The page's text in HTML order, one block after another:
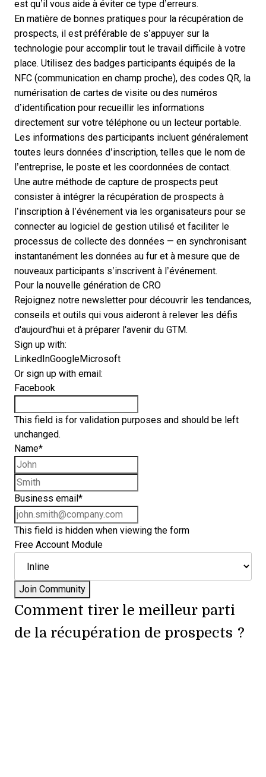
est qu’il vous aide à éviter ce type d’erreurs.
En matière de bonnes pratiques pour la récupération de
prospects, il est préférable de s’appuyer sur la
technologie pour accomplir tout le travail difficile à votre
place. Utilisez des badges participants équipés de la
NFC (communication en champ proche), des codes QR, la
numérisation de cartes de visite ou des numéros
d’identification pour recueillir les informations
directement sur votre téléphone ou un lecteur portable.
Les informations des participants incluent généralement
toutes leurs données d’inscription, telles que le nom de
l’entreprise, le poste et les coordonnées de contact.
Une autre méthode de capture de prospects peut
consister à intégrer la récupération de prospects à
l’inscription à l’événement via les organisateurs pour se
connecter au logiciel de gestion utilisé et faciliter le
processus de collecte des données — en synchronisant
instantanément les données au fur et à mesure que de
nouveaux participants s’inscrivent à l’événement.
Pour la nouvelle génération de CRO
Rejoignez notre newsletter pour découvrir les tendances,
conseils et outils qui vous aideront à relever les défis
d'aujourd'hui et à préparer l'avenir du GTM.
Sign up with:
LinkedInGoogleMicrosoft
Or sign up with email:
Facebook
This field is for validation purposes and should be left
unchanged.
Name*
Business email *
This field is hidden when viewing the form
Free Account Module
Comment tirer le meilleur parti
de la récupération de prospects ?